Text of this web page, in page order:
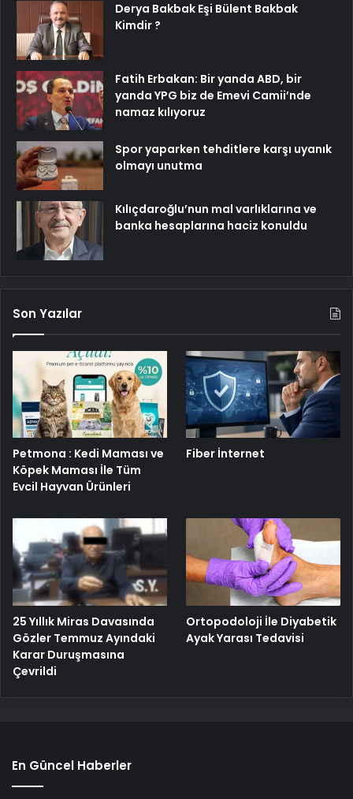
Derya Bakbak Eşi Bülent Bakbak
Kimdir ?
Fatih Erbakan: Bir yanda ABD, bir
yanda YPG biz de Emevi Camii’nde
namaz kılıyoruz
Spor yaparken tehditlere karşı uyanık
olmayı unutma
Kılıçdaroğlu’nun mal varlıklarına ve
banka hesaplarına haciz konuldu
Son Yazılar
Petmona : Kedi Maması ve
Köpek Maması İle Tüm
Evcil Hayvan Ürünleri
Fiber İnternet
25 Yıllık Miras Davasında
Gözler Temmuz Ayındaki
Karar Duruşmasına
Çevrildi
Ortopodoloji İle Diyabetik
Ayak Yarası Tedavisi
En Güncel Haberler